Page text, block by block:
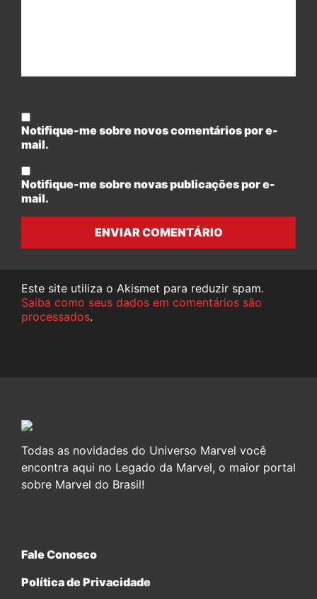
Notifique-me sobre novos comentários por e-
mail.
Notifique-me sobre novas publicações por e-
mail.
ENVIAR COMENTÁRIO
Este site utiliza o Akismet para reduzir spam.
Saiba como seus dados em comentários são
processados.
Todas as novidades do Universo Marvel você
encontra aqui no Legado da Marvel, o maior portal
sobre Marvel do Brasil!
Fale Conosco
Política de Privacidade